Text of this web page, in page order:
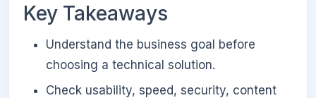
Key Takeaways
Understand the business goal before
choosing a technical solution.
Check usability, speed, security, content